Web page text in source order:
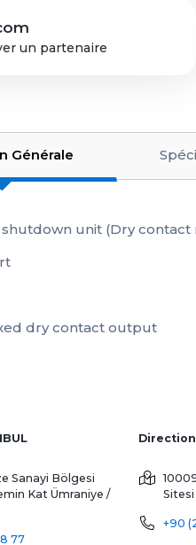
un partenaire
Générale
unit (Dry
dry contact output
Sanayi Bölgesi
Kat Ümraniye /
77
Sitesi
+90